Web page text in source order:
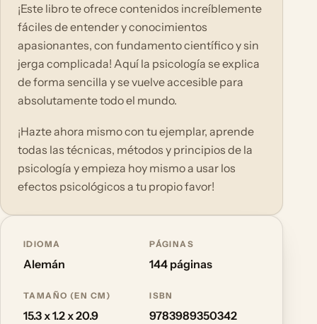
¡Este libro te ofrece contenidos increíblemente
fáciles de entender y conocimientos
apasionantes, con fundamento científico y sin
jerga complicada! Aquí la psicología se explica
de forma sencilla y se vuelve accesible para
absolutamente todo el mundo.
¡Hazte ahora mismo con tu ejemplar, aprende
todas las técnicas, métodos y principios de la
psicología y empieza hoy mismo a usar los
efectos psicológicos a tu propio favor!
IDIOMA
Alemán
PÁGINAS
144 páginas
TAMAÑO (EN CM)
15.3 x 1.2 x 20.9
ISBN
9783989350342